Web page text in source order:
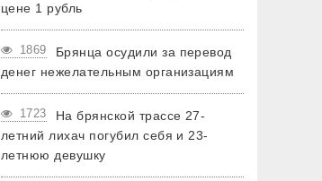
цене 1 рубль
1869
Брянца осудили за перевод
денег нежелательным организациям
1723
На брянской трассе 27-
летний лихач погубил себя и 23-
летнюю девушку